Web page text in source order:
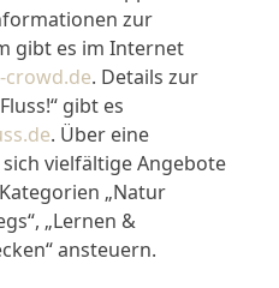
zur
gibt es im Internet
crowd.de. Details zur
gibt es
. Über eine
vielfältige Angebote
„Natur
„Lernen &
ansteuern.